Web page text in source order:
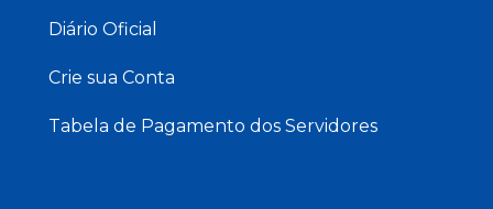
Diário Oficial
Crie sua Conta
Tabela de Pagamento dos Servidores